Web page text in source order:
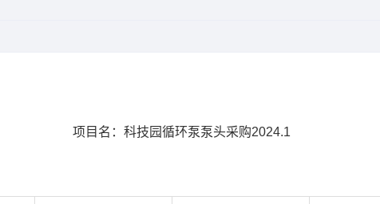
名：科技园循环泵泵头采购2024.1